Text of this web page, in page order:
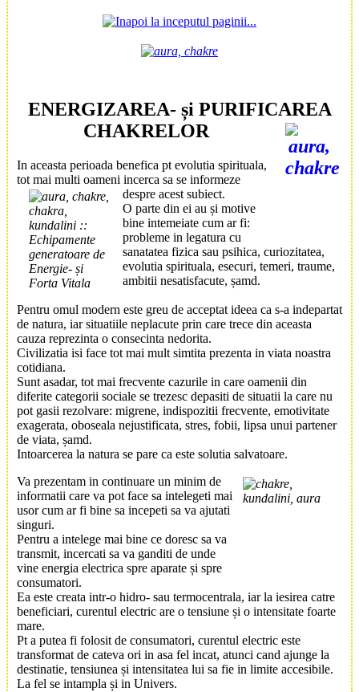
ENERGIZAREA- și PURIFICAREA
CHAKRELOR
In aceasta perioada benefica pt evolutia spirituala,
tot mai multi oameni incerca sa se informeze
despre acest subiect.
O parte din ei au și motive
bine intemeiate cum ar fi:
probleme in legatura cu
sanatatea fizica sau psihica, curiozitatea,
evolutia spirituala, esecuri, temeri, traume,
ambitii nesatisfacute, șamd.
Pentru omul modern este greu de acceptat ideea ca s-a indepartat
de natura, iar situatiile neplacute prin care trece din aceasta
cauza reprezinta o consecinta nedorita.
Civilizatia isi face tot mai mult simtita prezenta in viata noastra
cotidiana.
Sunt asadar, tot mai frecvente cazurile in care oamenii din
diferite categorii sociale se trezesc depasiti de situatii la care nu
pot gasii rezolvare: migrene, indispozitii frecvente, emotivitate
exagerata, oboseala nejustificata, stres, fobii, lipsa unui partener
de viata, șamd.
Intoarcerea la natura se pare ca este solutia salvatoare.
Va prezentam in continuare un minim de
informatii care va pot face sa intelegeti mai
usor cum ar fi bine sa incepeti sa va ajutati
singuri.
Pentru a intelege mai bine ce doresc sa va
transmit, incercati sa va ganditi de unde
vine energia electrica spre aparate și spre
consumatori.
Ea este creata intr-o hidro- sau termocentrala, iar la iesirea catre
beneficiari, curentul electric are o tensiune și o intensitate foarte
mare.
Pt a putea fi folosit de consumatori, curentul electric este
transformat de cateva ori in asa fel incat, atunci cand ajunge la
destinatie, tensiunea și intensitatea lui sa fie in limite accesibile.
La fel se intampla și in Univers.